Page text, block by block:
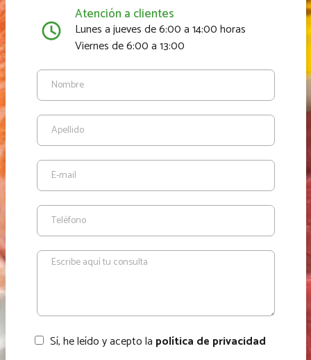
Atención a clientes
Lunes a jueves de 6:00 a 14:00 horas
Viernes de 6:00 a 13:00
Sí, he leído y acepto la política de privacidad